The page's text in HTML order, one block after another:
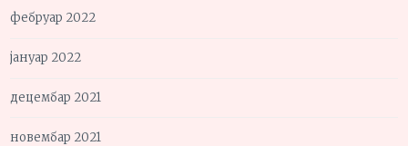
фебруар 2022
јануар 2022
децембар 2021
новембар 2021